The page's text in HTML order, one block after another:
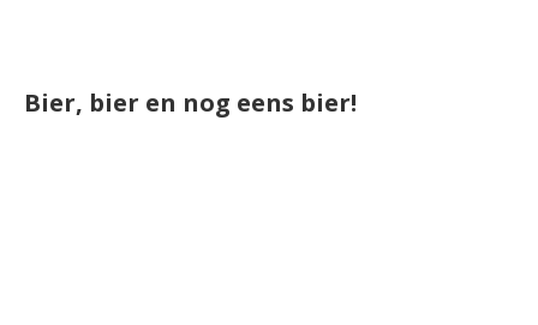
Bier, bier en nog eens bier!